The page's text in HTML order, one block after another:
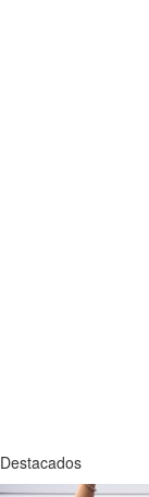
Destacados